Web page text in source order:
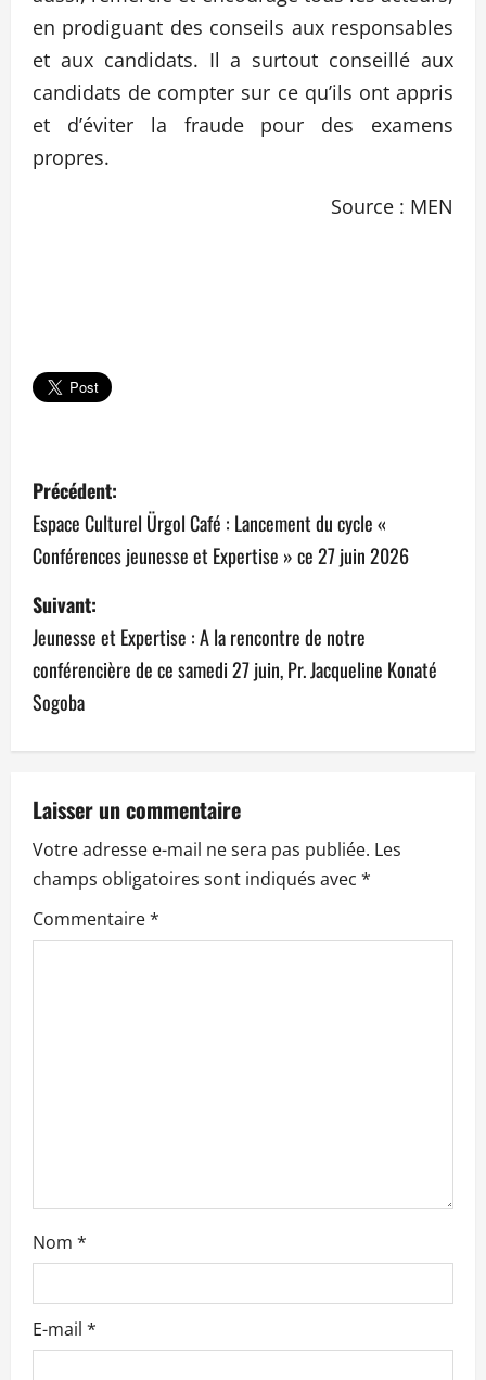
en prodiguant des conseils aux responsables
et aux candidats. Il a surtout conseillé aux
candidats de compter sur ce qu’ils ont appris
et d’éviter la fraude pour des examens
propres.
Source : MEN
N
a
v
i
g
a
t
i
o
n
d
c
l
e
Précédent:
Espace Culturel Ürgol Café : Lancement du cycle «
Conférences jeunesse et Expertise » ce 27 juin 2026
Suivant:
Jeunesse et Expertise : A la rencontre de notre
conférencière de ce samedi 27 juin, Pr. Jacqueline Konaté
Sogoba
Laisser un commentaire
Votre adresse e-mail ne sera pas publiée. Les
champs obligatoires sont indiqués avec *
Commentaire*
Nom *
E-mail *